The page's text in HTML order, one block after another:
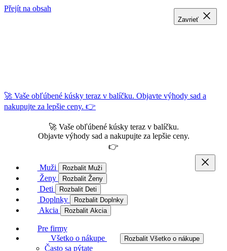
Přejít na obsah
🚀 Vaše obľúbené kúsky teraz v balíčku. Objavte výhody sad a
nakupujte za lepšie ceny. 👉
🚀 Vaše obľúbené kúsky teraz v balíčku.
Objavte výhody sad a nakupujte za lepšie ceny.
👉
Muži Rozbalit Muži
Ženy Rozbalit Ženy
Deti Rozbalit Deti
Doplnky Rozbalit Doplnky
Akcia Rozbalit Akcia
Pre firmy
Všetko o nákupe
Rozbalit Všetko o nákupe
Často sa pýtate
Zavrieť
Zavrieť
Zavrieť